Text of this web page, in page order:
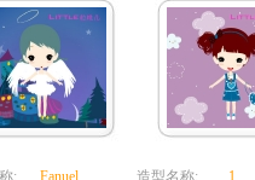
:
Fanuel
造型名称:
1